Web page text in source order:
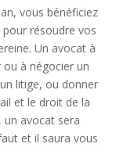
vous bénéficiez
pour résoudre vos
Un avocat à
ou à négocier un
litige, ou donner
et le droit de la
avocat sera
et il saura vous